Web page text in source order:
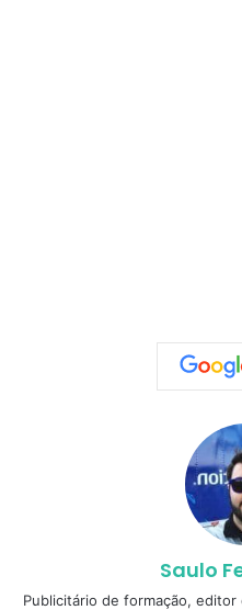
Saulo
Publicitário de formação, editor